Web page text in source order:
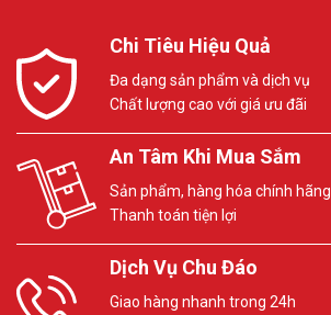
Chi Tiêu Hiệu Quả
Đa dạng sản phẩm và dịch vụ
Chất lượng cao với giá ưu đãi
An Tâm Khi Mua Sắm
Sản phẩm, hàng hóa chính hãng
Thanh toán tiện lợi
Dịch Vụ Chu Đáo
Giao hàng nhanh trong 24h